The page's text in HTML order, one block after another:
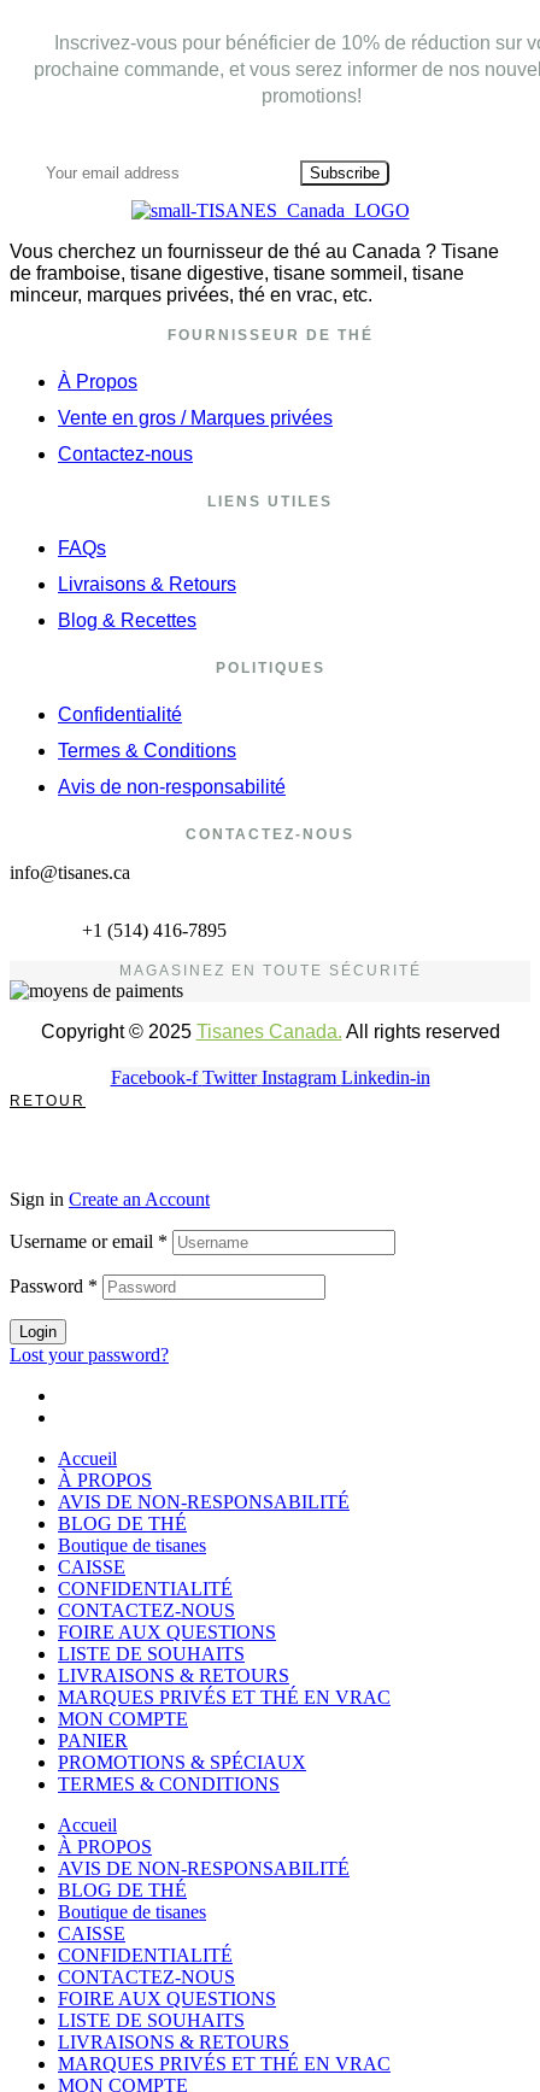
Inscrivez-vous pour bénéficier de 10% de réduction sur
prochaine commande, et vous serez informer de nos
promotions!
Subscribe
Vous cherchez un fournisseur de thé au Canada ? Tisane
de framboise, tisane digestive, tisane sommeil, tisane
minceur, marques privées, thé en vrac, etc.
FOURNISSEUR DE THÉ
À Propos
Vente en gros / Marques privées
Contactez-nous
LIENS UTILES
FAQs
Livraisons & Retours
Blog & Recettes
POLITIQUES
Confidentialité
Termes & Conditions
Avis de non-responsabilité
CONTACTEZ-NOUS
info@tisanes.ca
+1 (514) 416-7895
MAGASINEZ EN TOUTE SÉCURITÉ
Copyright © 2025 Tisanes Canada. All rights reserved
Facebook-f Twitter Instagram Linkedin-in
RETOUR
Sign in Create an Account
Username or email *
Password *
Login
Lost your password?
Accueil
À PROPOS
AVIS DE NON-RESPONSABILITÉ
BLOG DE THÉ
Boutique de tisanes
CAISSE
CONFIDENTIALITÉ
CONTACTEZ-NOUS
FOIRE AUX QUESTIONS
LISTE DE SOUHAITS
LIVRAISONS & RETOURS
MARQUES PRIVÉS ET THÉ EN VRAC
MON COMPTE
PANIER
PROMOTIONS & SPÉCIAUX
TERMES & CONDITIONS
Accueil
À PROPOS
AVIS DE NON-RESPONSABILITÉ
BLOG DE THÉ
Boutique de tisanes
CAISSE
CONFIDENTIALITÉ
CONTACTEZ-NOUS
FOIRE AUX QUESTIONS
LISTE DE SOUHAITS
LIVRAISONS & RETOURS
MARQUES PRIVÉS ET THÉ EN VRAC
MON COMPTE